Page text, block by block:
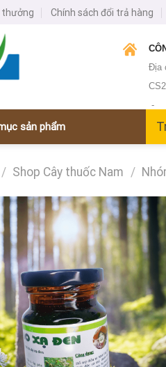
thưởng Chính sách đổi trả hàng
Địa
-
sản phẩm
/ Shop Cây thuốc Nam /